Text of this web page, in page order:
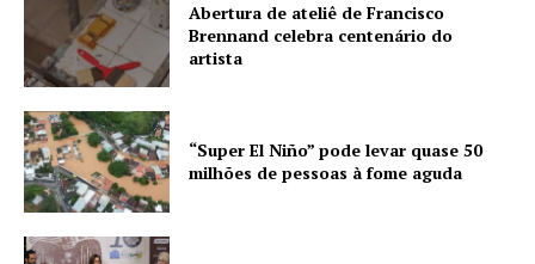
Abertura de ateliê de Francisco
Brennand celebra centenário do
artista
“Super El Niño” pode levar quase 50
milhões de pessoas à fome aguda